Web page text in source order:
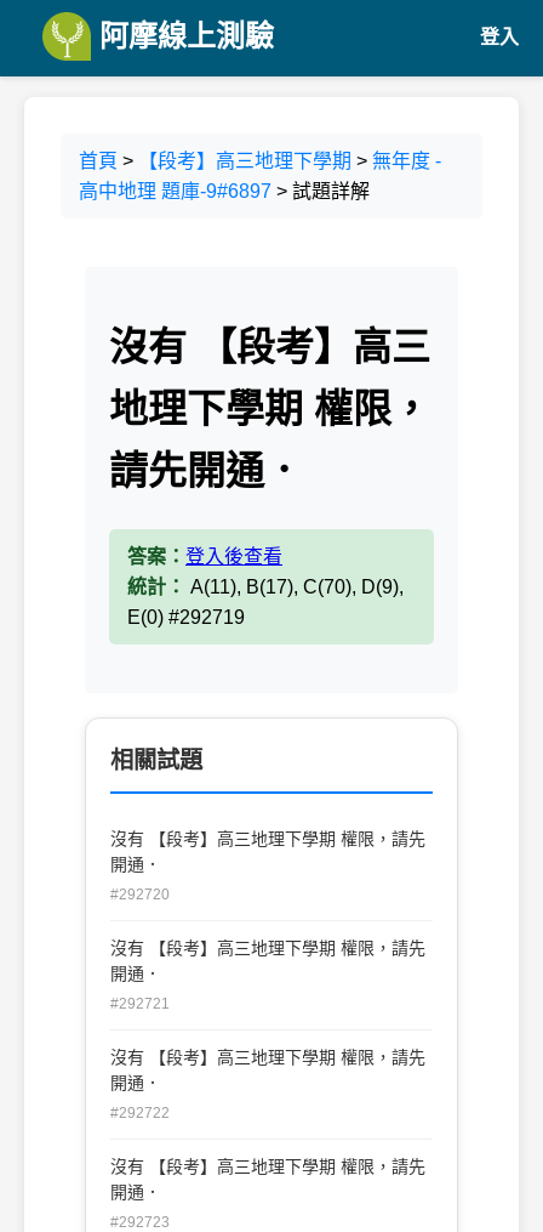
阿摩線上測驗 登入
首頁 > 【段考】高三地理下學期 > 無年度 -
高中地理 題庫-9#6897 > 試題詳解
沒有 【段考】高三
地理下學期 權限，
請先開通．
答案： 登入後查看
統計： A(11), B(17), C(70), D(9),
E(0) #292719
相關試題
沒有 【段考】高三地理下學期 權限，請先
開通．
#292720
沒有 【段考】高三地理下學期 權限，請先
開通．
#292721
沒有 【段考】高三地理下學期 權限，請先
開通．
#292722
沒有 【段考】高三地理下學期 權限，請先
開通．
#292723